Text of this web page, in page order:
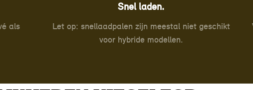
als
Snel laden.
Let op: snellaadpalen zijn meestal niet geschikt
voor hybride modellen.